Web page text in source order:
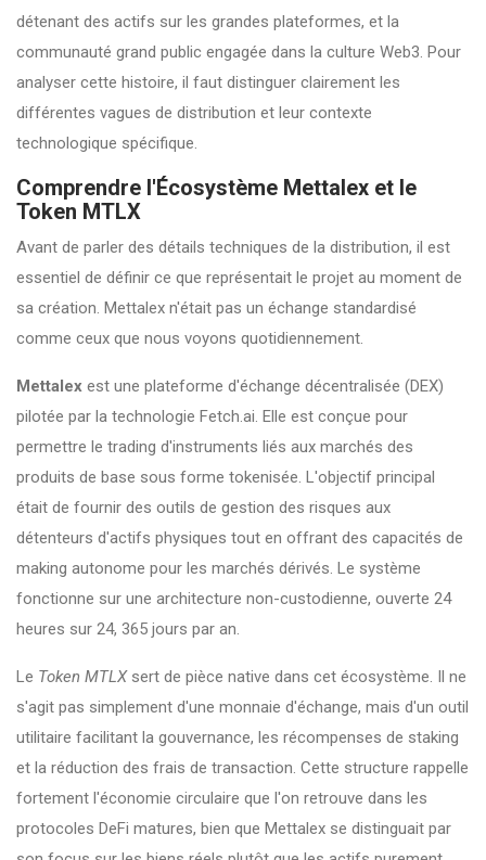
détenant des actifs sur les grandes plateformes, et la
communauté grand public engagée dans la culture Web3. Pour
analyser cette histoire, il faut distinguer clairement les
différentes vagues de distribution et leur contexte
technologique spécifique.
Comprendre l'Écosystème Mettalex et le
Token MTLX
Avant de parler des détails techniques de la distribution, il est
essentiel de définir ce que représentait le projet au moment de
sa création. Mettalex n'était pas un échange standardisé
comme ceux que nous voyons quotidiennement.
Mettalex est une plateforme d'échange décentralisée (DEX)
pilotée par la technologie Fetch.ai. Elle est conçue pour
permettre le trading d'instruments liés aux marchés des
produits de base sous forme tokenisée. L'objectif principal
était de fournir des outils de gestion des risques aux
détenteurs d'actifs physiques tout en offrant des capacités de
making autonome pour les marchés dérivés. Le système
fonctionne sur une architecture non-custodienne, ouverte 24
heures sur 24, 365 jours par an.
Le Token MTLXsert de pièce native dans cet écosystème. Il ne
s'agit pas simplement d'une monnaie d'échange, mais d'un outil
utilitaire facilitant la gouvernance, les récompenses de staking
et la réduction des frais de transaction. Cette structure rappelle
fortement l'économie circulaire que l'on retrouve dans les
protocoles DeFi matures, bien que Mettalex se distinguait par